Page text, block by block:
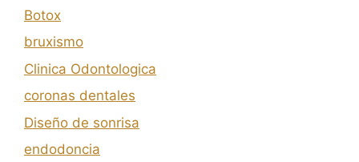
Botox
bruxismo
Clinica Odontologica
coronas dentales
Diseño de sonrisa
endodoncia